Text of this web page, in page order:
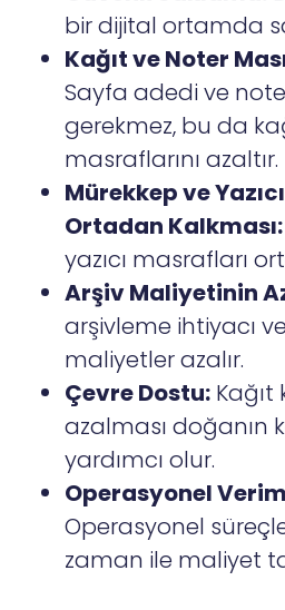
bir dijital ortamda
Kağıt ve Noter
Sayfa adedi ve
gerekmez, bu da
masraflarını azaltır.
Mürekkep ve
Ortadan Kalkması:
yazıcı masrafları
Arşiv Maliyetinin
arşivleme ihtiyacı
maliyetler azalır.
Çevre Dostu: Kağıt
azalması doğanın
yardımcı olur.
Operasyonel
Operasyonel
zaman ile maliyet